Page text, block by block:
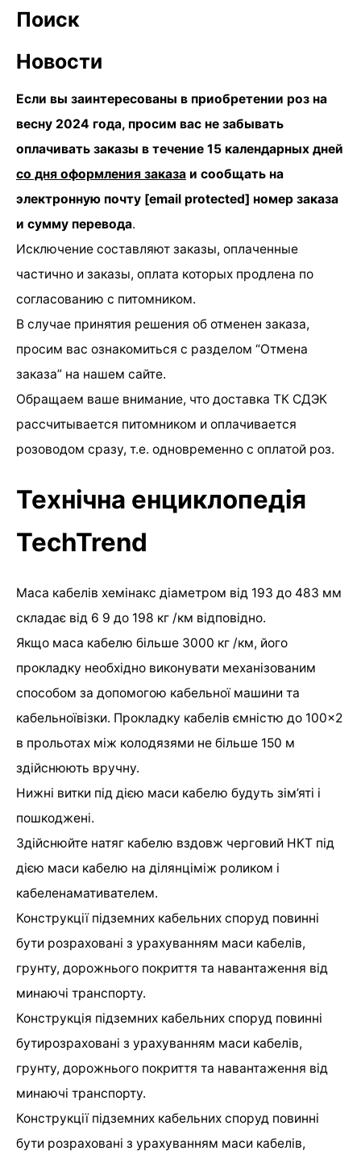
Поиск
Новости
Если вы заинтересованы в приобретении роз на
весну 2024 года, просим вас не забывать
оплачивать заказы в течение 15 календарных дней
со дня оформления заказа и сообщать на
электронную почту [email protected] номер заказа
и сумму перевода.
Исключение составляют заказы, оплаченные
частично и заказы, оплата которых продлена по
согласованию с питомником.
В случае принятия решения об отменен заказа,
просим вас ознакомиться с разделом “Отмена
заказа” на нашем сайте.
Обращаем ваше внимание, что доставка ТК СДЭК
рассчитывается питомником и оплачивается
розоводом сразу, т.е. одновременно с оплатой роз.
Технічна енциклопедія
TechTrend
Маса кабелів хемінакс діаметром від 193 до 483 мм
складає від 6 9 до 198 кг /км відповідно.
Якщо маса кабелю більше 3000 кг /км, його
прокладку необхідно виконувати механізованим
способом за допомогою кабельної машини та
кабельноївізки. Прокладку кабелів ємністю до 100×2
в прольотах між колодязями не більше 150 м
здійснюють вручну.
Нижні витки під дією маси кабелю будуть зім’яті і
пошкоджені.
Здійснюйте натяг кабелю вздовж черговий НКТ під
дією маси кабелю на ділянціміж роликом і
кабеленамативателем.
Конструкції підземних кабельних споруд повинні
бути розраховані з урахуванням маси кабелів,
грунту, дорожнього покриття та навантаження від
минаючі транспорту.
Конструкція підземних кабельних споруд повинні
бутирозраховані з урахуванням маси кабелів,
грунту, дорожнього покриття та навантаження від
минаючі транспорту.
Конструкції підземних кабельних споруд повинні
бути розраховані з урахуванням маси кабелів,